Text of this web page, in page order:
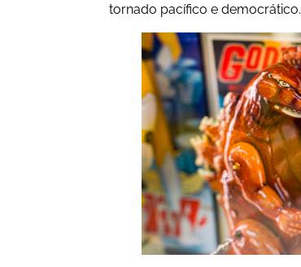
tornado pacífico e democrático.